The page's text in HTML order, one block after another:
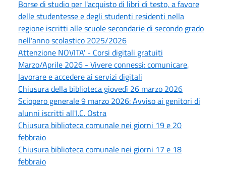
Borse di studio per l'acquisto di libri di testo, a favore
delle studentesse e degli studenti residenti nella
regione iscritti alle scuole secondarie di secondo grado
nell'anno scolastico 2025/2026
Attenzione NOVITA' - Corsi digitali gratuiti
Marzo/Aprile 2026 - Vivere connessi: comunicare,
lavorare e accedere ai servizi digitali
Chiusura della biblioteca giovedì 26 marzo 2026
Sciopero generale 9 marzo 2026: Avviso ai genitori di
alunni iscritti all'I.C. Ostra
Chiusura biblioteca comunale nei giorni 19 e 20
febbraio
Chiusura biblioteca comunale nei giorni 17 e 18
febbraio